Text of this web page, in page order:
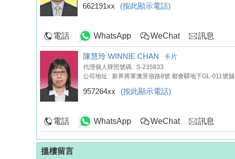
662191xx (按此顯示電話)
電話 WhatsApp WeChat 訊息
陳慧玲 WINNIE CHAN 卡片
代理個人牌照號碼 : S-235833
公司地址 : 新界將軍澳景嶺路8號 都會驛地下GL-011號舖
957264xx (按此顯示電話)
電話 WhatsApp WeChat 訊息
搵樓留言